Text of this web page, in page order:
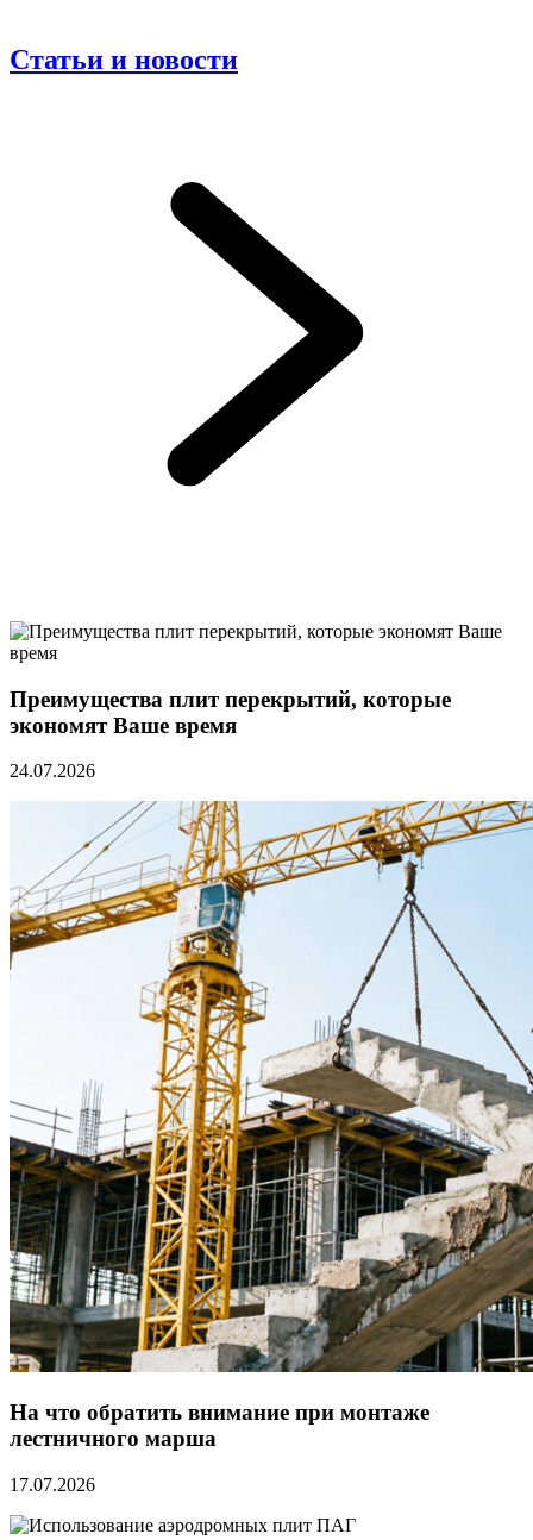
Статьи и новости
Преимущества плит перекрытий, которые
экономят Ваше время
24.07.2026
На что обратить внимание при монтаже
лестничного марша
17.07.2026